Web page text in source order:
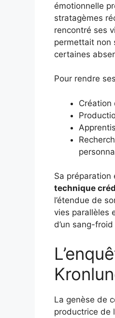
émotionnelle
stratagèmes
rencontré ses
permettait non
certaines
Pour rendre
Création
Sa préparation
technique
l’étendue de
vies parallèles
d’un sang-
La genèse de
productrice de